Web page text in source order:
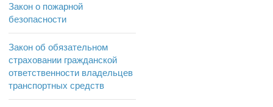
Закон о пожарной
безопасности
Закон об обязательном
страховании гражданской
ответственности владельцев
транспортных средств